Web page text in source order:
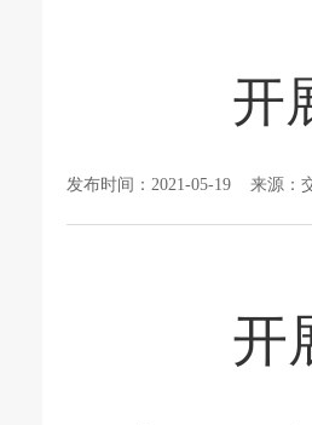
开
发布时间：2021-05-19 来源：
开